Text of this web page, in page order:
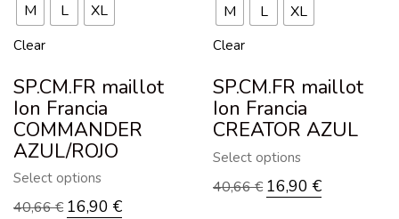
M L XL
Clear
SP.CM.FR maillot
Ion Francia
COMMANDER
AZUL/ROJO
Select options
40,66€ 16,90 €
M L XL
Clear
SP.CM.FR maillot
Ion Francia
CREATOR AZUL
Select options
40,66€ 16,90 €